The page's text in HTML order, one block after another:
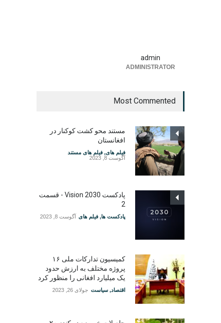
admin
ADMINISTRATOR
Most Commented
مستند محو کشت کوکنار در
افغانستان
فیلم های, فیلم های مستند
آگوست 8, 2023
پادکست Vision 2030 - قسمت
2
پادکست ها, فیلم های آگوست 8, 2023
کمیسیون تدارکات ملی ۱۶
پروژه مختلف به ارزش حدود
یک میلیارد افغانی را منظور کرد
اقتصاد, سیاست جولای 26, 2023